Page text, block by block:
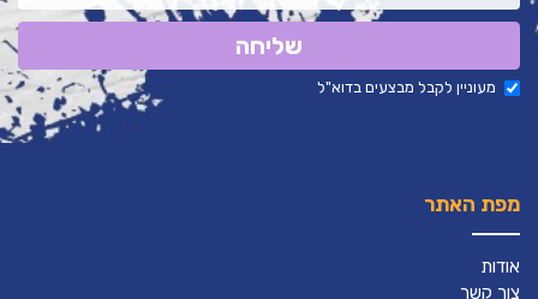
שליחה
מעוניין לקבל מבצעים בדוא"ל
מפת האתר
אודות
צור קשר